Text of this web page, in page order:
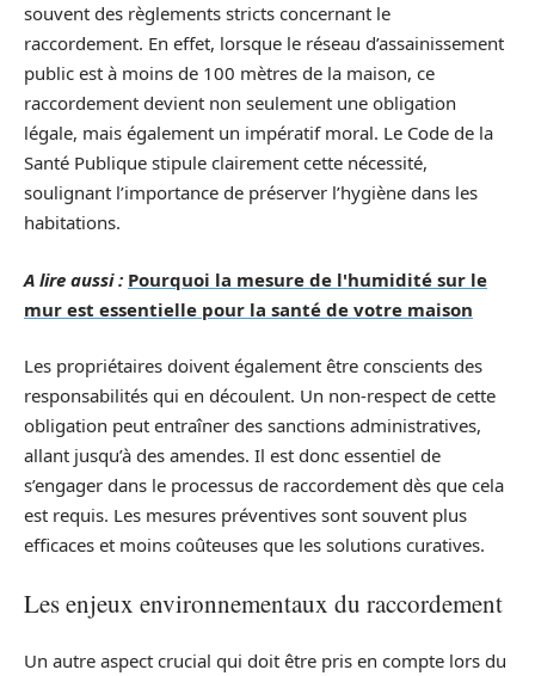
souvent des règlements stricts concernant le
raccordement. En effet, lorsque le réseau d’assainissement
public est à moins de 100 mètres de la maison, ce
raccordement devient non seulement une obligation
légale, mais également un impératif moral. Le Code de la
Santé Publique stipule clairement cette nécessité,
soulignant l’importance de préserver l’hygiène dans les
habitations.
A lire aussi : Pourquoi la mesure de l'humidité sur le
mur est essentielle pour la santé de votre maison
Les propriétaires doivent également être conscients des
responsabilités qui en découlent. Un non-respect de cette
obligation peut entraîner des sanctions administratives,
allant jusqu’à des amendes. Il est donc essentiel de
s’engager dans le processus de raccordement dès que cela
est requis. Les mesures préventives sont souvent plus
efficaces et moins coûteuses que les solutions curatives.
Les enjeux environnementaux du raccordement
Un autre aspect crucial qui doit être pris en compte lors du